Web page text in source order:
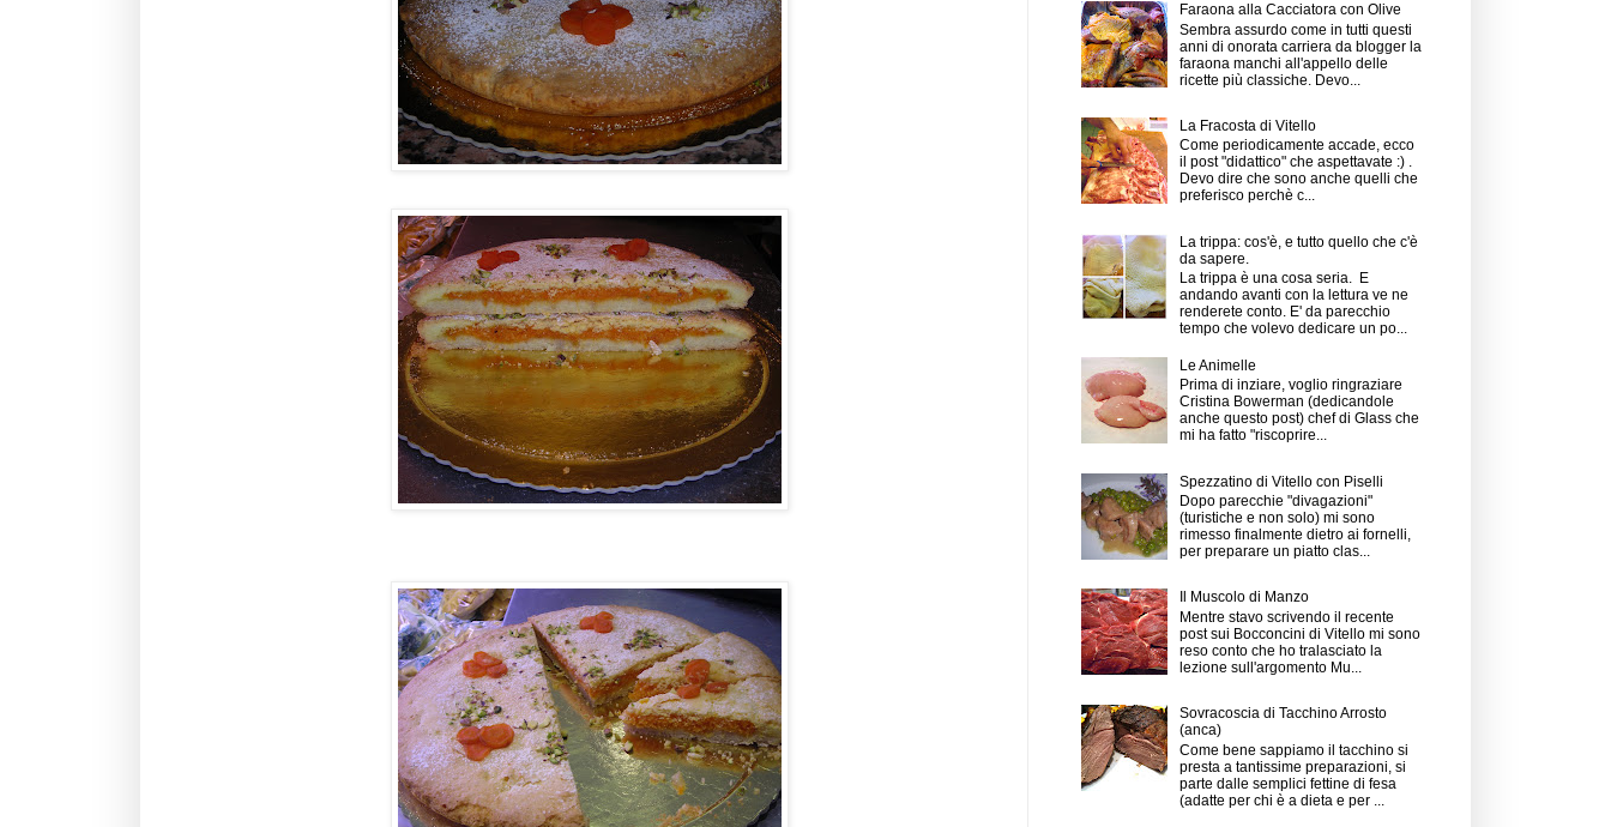
Faraona alla Cacciatora con Olive
Sembra assurdo come in tutti questi
anni di onorata carriera da blogger la
faraona manchi all'appello delle
ricette più classiche. Devo...
La Fracosta di Vitello
Come periodicamente accade, ecco
il post "didattico" che aspettavate :) .
Devo dire che sono anche quelli che
preferisco perchè c...
La trippa: cos'è, e tutto quello che c'è
da sapere.
La trippa è una cosa seria. E
andando avanti con la lettura ve ne
renderete conto. E' da parecchio
tempo che volevo dedicare un po...
Le Animelle
Prima di inziare, voglio ringraziare
Cristina Bowerman (dedicandole
anche questo post) chef di Glass che
mi ha fatto "riscoprire...
Spezzatino di Vitello con Piselli
Dopo parecchie "divagazioni"
(turistiche e non solo) mi sono
rimesso finalmente dietro ai fornelli,
per preparare un piatto clas...
Il Muscolo di Manzo
Mentre stavo scrivendo il recente
post sui Bocconcini di Vitello mi sono
reso conto che ho tralasciato la
lezione sull'argomento Mu...
Sovracoscia di Tacchino Arrosto
(anca)
Come bene sappiamo il tacchino si
presta a tantissime preparazioni, si
parte dalle semplici fettine di fesa
(adatte per chi è a dieta e per ...